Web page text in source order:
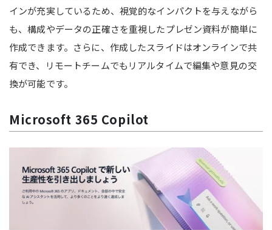
インが充実しているため、視覚的なインパクトを与えながら
も、構成やデータの正確さを重視したプレゼン資料が簡単に
作成できます。さらに、作成したスライドはオンラインで共
有でき、リモートチームでもリアルタイムで編集や意見の交
換が可能です。
Microsoft 365 Copilot